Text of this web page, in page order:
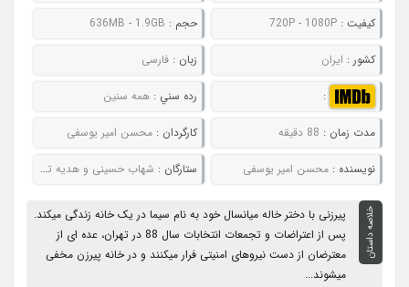
کيفيت :720P - 1080P حجم : 636MB - 1.9GB
کشور : ایران زبان : فارسی
: رده سني : همه سنین
مدت زمان : 88 دقیقه کارگردان : محسن امیر یوسفی
نويسنده :محسن امیر یوسفی ستارگان : شهاب حسینی و هدیه تهرانی
خلاصه داستان
پیرزنی با دختر خاله میانسال خود به نام سیما در یک خانه زندگی میکند.
پس از اعتراضات و تجمعات انتخابات سال 88 در تهران، عده ای از
معترضان از دست نیروهای امنیتی فرار میکنند و در خانه پیرزن مخفی
میشوند...